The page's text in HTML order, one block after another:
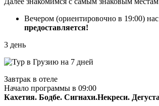
Вечером (ориентировочно в 19:00)
предоставляется!
3 день
Завтрак в отеле
Начало программы в 09:00
Кахетия. Бодбе. Сигнахи.Некреси.